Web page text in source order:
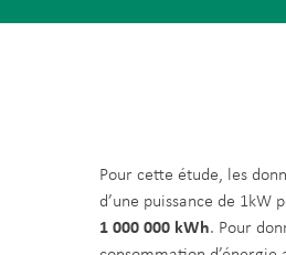
Pour cette étude, les
d’une puissance de 1kW
1 000 000 kWh. Pour